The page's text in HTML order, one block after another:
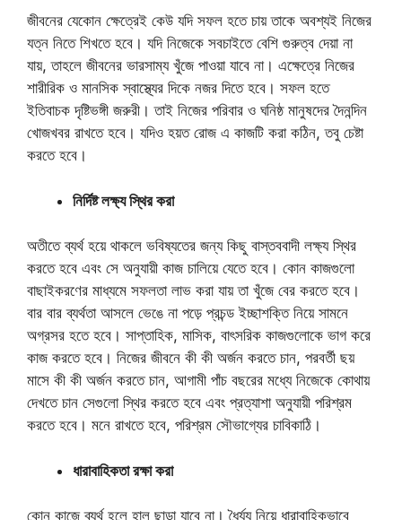
জীবনের যেকোন ক্ষেত্রেই কেউ যদি সফল হতে চায় তাকে অবশ্যই নিজের
যত্ন নিতে শিখতে হবে। যদি নিজেকে সবচাইতে বেশি গুরুত্ব দেয়া না
যায়, তাহলে জীবনের ভারসাম্য খুঁজে পাওয়া যাবে না। এক্ষেত্রে নিজের
শারীরিক ও মানসিক স্বাস্থ্যের দিকে নজর দিতে হবে। সফল হতে
ইতিবাচক দৃষ্টিভঙ্গী জরুরী। তাই নিজের পরিবার ও ঘনিষ্ঠ মানুষদের দৈনন্দিন
খোজখবর রাখতে হবে। যদিও হয়ত রোজ এ কাজটি করা কঠিন, তবু চেষ্টা
করতে হবে।
নির্দিষ্ট লক্ষ্য স্থির করা
অতীতে ব্যর্থ হয়ে থাকলে ভবিষ্যতের জন্য কিছু বাস্তববাদী লক্ষ্য স্থির
করতে হবে এবং সে অনুযায়ী কাজ চালিয়ে যেতে হবে। কোন কাজগুলো
বাছাইকরণের মাধ্যমে সফলতা লাভ করা যায় তা খুঁজে বের করতে হবে।
বার বার ব্যর্থতা আসলে ভেঙে না পড়ে প্রচন্ড ইচ্ছাশক্তি নিয়ে সামনে
অগ্রসর হতে হবে। সাপ্তাহিক, মাসিক, বাৎসরিক কাজগুলোকে ভাগ করে
কাজ করতে হবে। নিজের জীবনে কী কী অর্জন করতে চান, পরবর্তী ছয়
মাসে কী কী অর্জন করতে চান, আগামী পাঁচ বছরের মধ্যে নিজেকে কোথায়
দেখতে চান সেগুলো স্থির করতে হবে এবং প্রত্যাশা অনুযায়ী পরিশ্রম
করতে হবে। মনে রাখতে হবে, পরিশ্রম সৌভাগ্যের চাবিকাঠি।
ধারাবাহিকতা রক্ষা করা
কোন কাজে ব্যর্থ হলে হাল ছাড়া যাবে না। ধৈর্য্য নিয়ে ধারাবাহিকভাবে